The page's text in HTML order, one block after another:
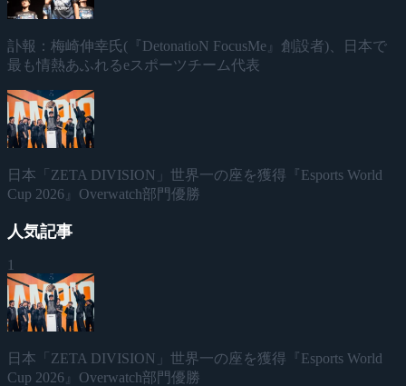
訃報：梅崎伸幸氏(『DetonatioN FocusMe』創設者)、日本で
最も情熱あふれるeスポーツチーム代表
日本「ZETA DIVISION」世界一の座を獲得『Esports World
Cup 2026』Overwatch部門優勝
人気記事
1
日本「ZETA DIVISION」世界一の座を獲得『Esports World
Cup 2026』Overwatch部門優勝